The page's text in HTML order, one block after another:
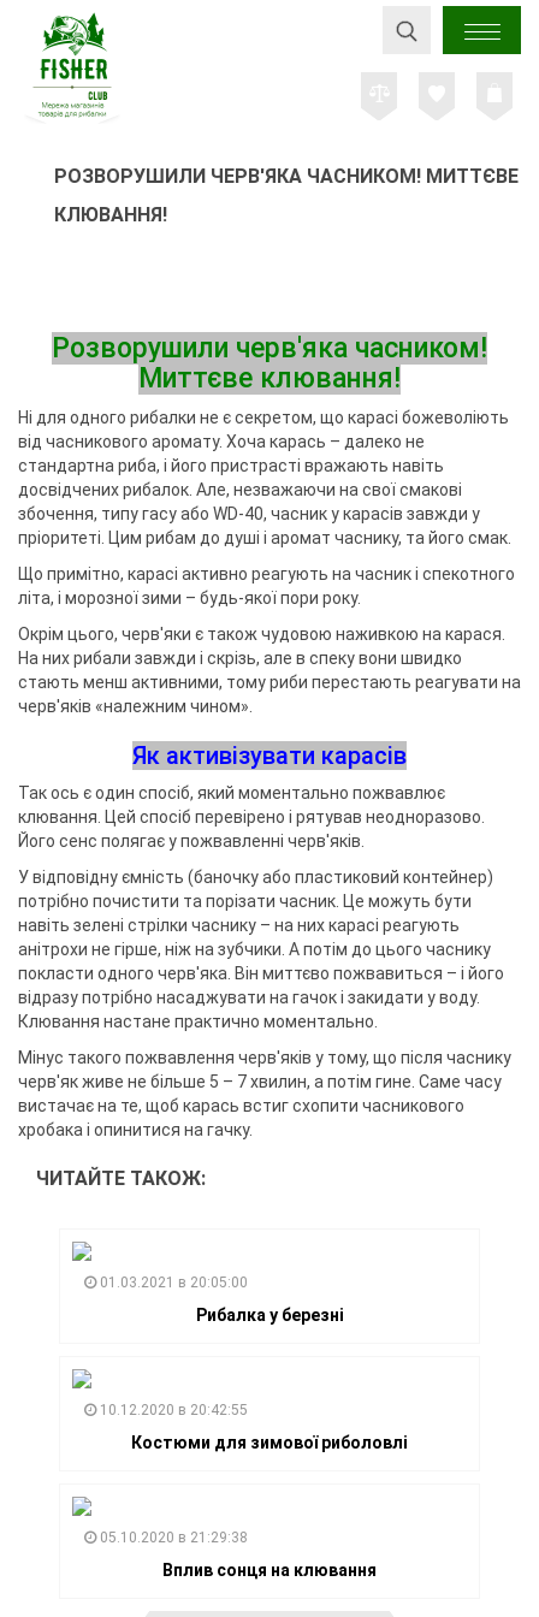
РОЗВОРУШИЛИ ЧЕРВ'ЯКА ЧАСНИКОМ! МИТТЄВЕ
КЛЮВАННЯ!
Розворушили черв'яка часником!
Миттєве клювання!
Ні для одного рибалки не є секретом, що карасі божеволіють
від часникового аромату. Хоча карась – далеко не
стандартна риба, і його пристрасті вражають навіть
досвідчених рибалок. Але, незважаючи на свої смакові
збочення, типу гасу або WD-40, часник у карасів завжди у
пріоритеті. Цим рибам до душі і аромат часнику, та його смак.
Що примітно, карасі активно реагують на часник і спекотного
літа, і морозної зими – будь-якої пори року.
Окрім цього, черв'яки є також чудовою наживкою на карася.
На них рибали завжди і скрізь, але в спеку вони швидко
стають менш активними, тому риби перестають реагувати на
черв'яків «належним чином».
Як активізувати карасів
Так ось є один спосіб, який моментально пожвавлює
клювання. Цей спосіб перевірено і рятував неодноразово.
Його сенс полягає у пожвавленні черв'яків.
У відповідну ємність (баночку або пластиковий контейнер)
потрібно почистити та порізати часник. Це можуть бути
навіть зелені стрілки часнику – на них карасі реагують
анітрохи не гірше, ніж на зубчики. А потім до цього часнику
покласти одного черв'яка. Він миттєво пожвавиться – і його
відразу потрібно насаджувати на гачок і закидати у воду.
Клювання настане практично моментально.
Мінус такого пожвавлення черв'яків у тому, що після часнику
черв'як живе не більше 5 – 7 хвилин, а потім гине. Саме часу
вистачає на те, щоб карась встиг схопити часникового
хробака і опинитися на гачку.
ЧИТАЙТЕ ТАКОЖ:
01.03.2021 в 20:05:00
Рибалка у березні
10.12.2020 в 20:42:55
Костюми для зимової риболовлі
05.10.2020 в 21:29:38
Вплив сонця на клювання